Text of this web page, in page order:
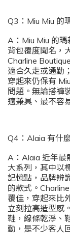
Q3：Miu Miu 的
A：Miu Miu 的
背包覆度聞名，
Charline
適合久走或通勤
穿起來仍保有
問題。無論搭褲
適兼具、最不容
Q4：Alaia 有什
A：Alaia 近年最
大系列，其中以
記憶點，品牌辨
的款式。
覆佳，穿起來比
立刻拉高造型感
鞋，線條乾淨、
勤，是不少客人